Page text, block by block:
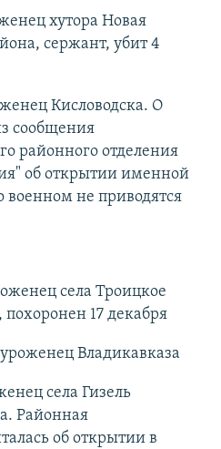
хутора Новая
сержант, убит 4
Кисловодска. О
сообщения
районного отделения
об открытии именной
военном не приводятся
села Троицкое
17 декабря
Владикавказа
села Гизель
Районная
об открытии в